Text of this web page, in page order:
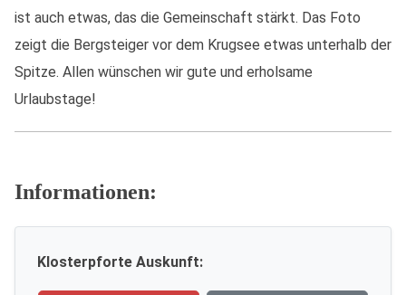
ist auch etwas, das die Gemeinschaft stärkt. Das Foto
zeigt die Bergsteiger vor dem Krugsee etwas unterhalb der
Spitze. Allen wünschen wir gute und erholsame
Urlaubstage!
Informationen:
Klosterpforte Auskunft: